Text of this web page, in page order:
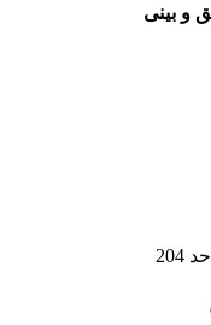
و بینی